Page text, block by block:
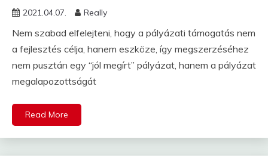
2021.04.07. Really
Nem szabad elfelejteni, hogy a pályázati támogatás nem
a fejlesztés célja, hanem eszköze, így megszerzéséhez
nem pusztán egy “jól megírt” pályázat, hanem a pályázat
megalapozottságát
Read More